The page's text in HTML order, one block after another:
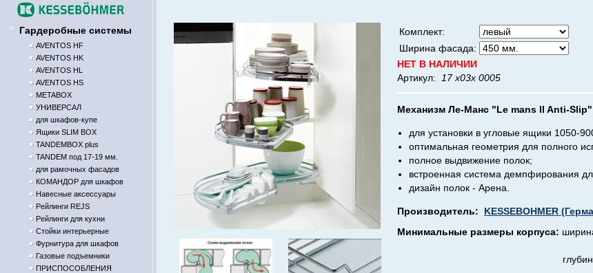
Гардеробные системы
AVENTOS HF
AVENTOS HK
AVENTOS HL
AVENTOS HS
METABOX
УНИВЕРСАЛ
для шкафов-купе
Ящики SLIM BOX
TANDEMBOX plus
TANDEM под 17-19 мм.
для рамочных фасадов
КОМАНДОР для шкафов
Навесные аксессуары
Рейлинги REJS
Рейлинги для кухни
Стойки интерьерные
Фурнитура для шкафов
Газовые подъемники
ПРИСПОСОБЛЕНИЯ
Комплект:
Ширина фасада:
НЕТ В НАЛИЧИИ
Артикул:
17 х03х 0005
Механизм Ле-Манс "Le mans II Anti-
для установки в угловые ящики 1050-
оптимальная геометрия для полного
полное выдвижение полок;
встроенная система демпфирования
дизайн полок - Арена.
Производитель:
KESSEBOHMER
Минимальные размеры корпуса:
1000 мм. (для
глубина 500